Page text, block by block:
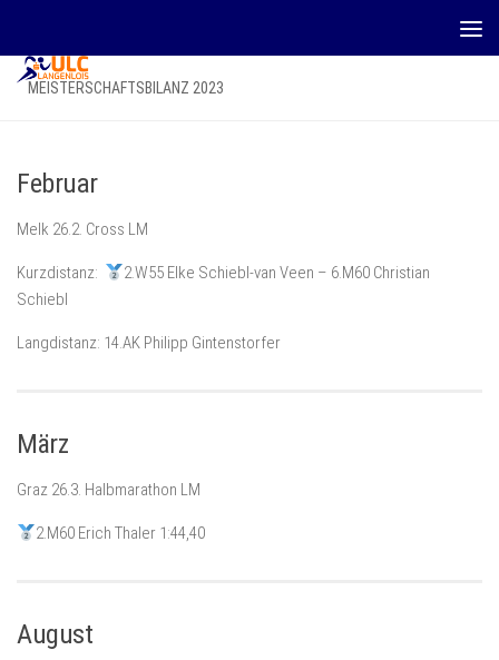
MEISTERSCHAFTSBILANZ 2023
Februar
Melk 26.2. Cross LM
Kurzdistanz:
2.W55 Elke Schiebl-van Veen – 6.M60 Christian
Schiebl
Langdistanz: 14.AK Philipp Gintenstorfer
März
Graz 26.3. Halbmarathon LM
2.M60 Erich Thaler 1:44,40
August